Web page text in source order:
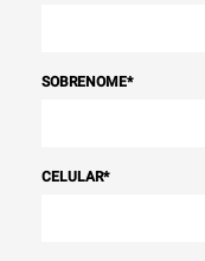
SOBRENOME*
CELULAR*